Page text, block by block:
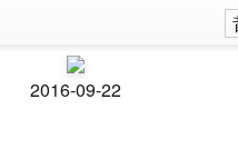
2016-09-22